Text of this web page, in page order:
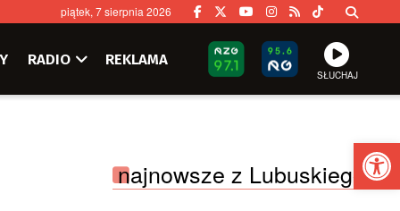
piątek, 7 sierpnia 2026
RADIO REKLAMA
SŁUCHAJ
najnowsze z Lubuskiego